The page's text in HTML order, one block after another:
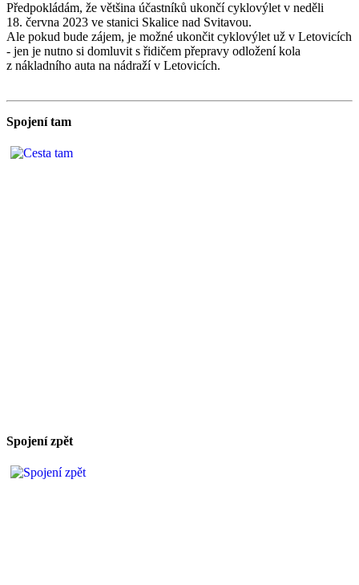
Předpokládám, že většina účastníků ukončí cyklovýlet v neděli
18. června 2023 ve stanici Skalice nad Svitavou.
Ale pokud bude zájem, je možné ukončit cyklovýlet už v Letovicích
- jen je nutno si domluvit s řidičem přepravy odložení kola
z nákladního auta na nádraží v Letovicích.
Spojení tam
Spojení zpět